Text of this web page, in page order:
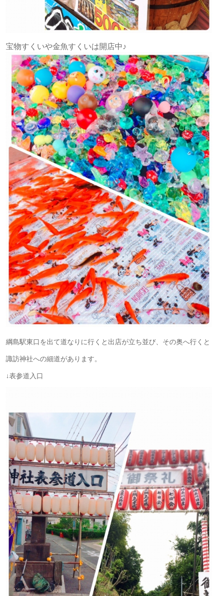
宝物すくいや金魚すくいは開店中♪
綱島駅東口を出て道なりに行くと出店が立ち並び、その奥へ行くと
諏訪神社への細道があります。
↓表参道入口